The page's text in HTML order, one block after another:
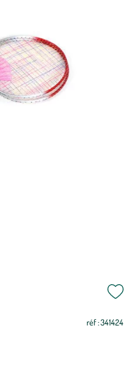
réf : 341424